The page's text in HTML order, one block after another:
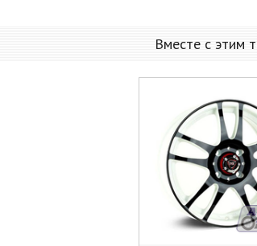
Вместе с этим